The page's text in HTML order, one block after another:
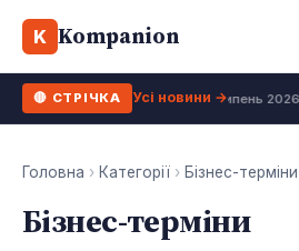
K Kompanion
Калькулятор МФО
Усі 10 МФО →
Життя
Усі види
WhiteBIT
Kuna
Іпотека
Депозит
Рефінансування
ФОП податки
🔴 СТРІЧКА 24 липень 2026
Усі новини →
Головна › Категорії › Бізнес-терміни
Бізнес-терміни